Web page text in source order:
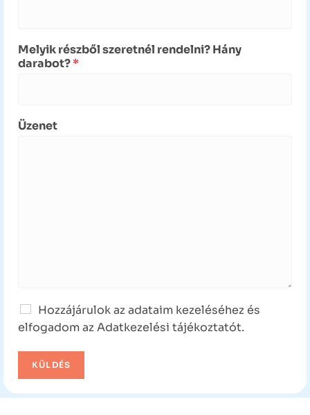
Melyik részből szeretnél rendelni? Hány
darabot?*
Üzenet
Hozzájárulok az adataim kezeléséhez és
elfogadom az Adatkezelési tájékoztatót.
KÜLDÉS